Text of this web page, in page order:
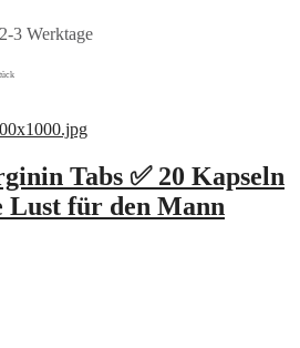
3 Werktage
Tabs ✅ 20 Kapseln
Lust für den Mann